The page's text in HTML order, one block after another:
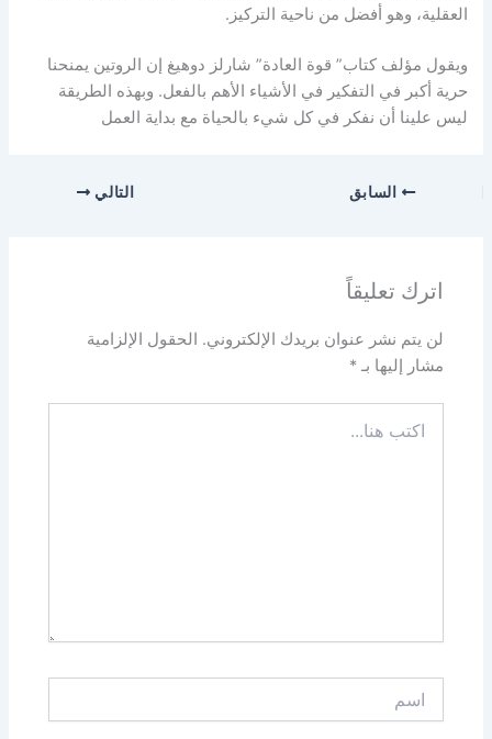
العقلية، وهو أفضل من ناحية التركيز.
ويقول مؤلف كتاب” قوة العادة” شارلز دوهيغ إن الروتين يمنحنا
حرية أكبر في التفكير في الأشياء الأهم بالفعل. وبهذه الطريقة
ليس علينا أن نفكر في كل شيء بالحياة مع بداية العمل
السابق التالي
اترك تعليقاً
لن يتم نشر عنوان بريدك الإلكتروني. الحقول الإلزامية
مشار إليها بـ*
هنا...